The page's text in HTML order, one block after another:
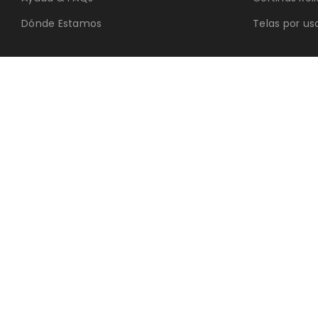
Dónde Estamos
Telas por